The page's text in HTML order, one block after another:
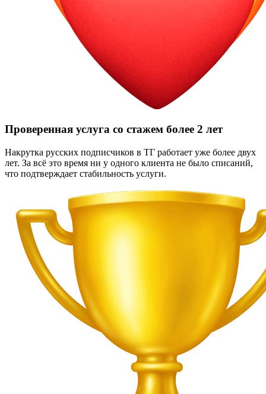
Проверенная услуга со стажем более 2 лет
Накрутка русских подписчиков в ТГ работает уже более двух
лет. За всё это время ни у одного клиента не было списаний,
что подтверждает стабильность услуги.